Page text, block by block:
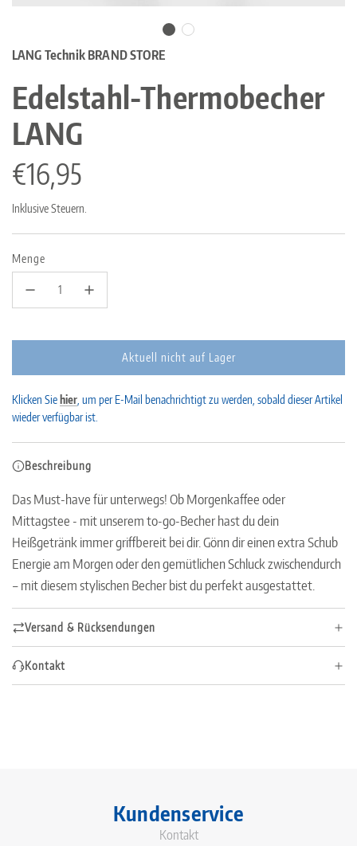
LANG Technik BRAND STORE
Edelstahl-Thermobecher
LANG
Regulärer
Preis
€16,95
Inklusive Steuern.
Menge
Aktuell nicht auf Lager
L
d
Klicken Sie hier , um per E-Mail benachrichtigt zu werden, sobald dieser Artikel
wieder verfügbar ist.
Beschreibung
Das Must-have für unterwegs! Ob Morgenkaffee oder
Mittagstee - mit unserem to-go-Becher hast du dein
Heißgetränk immer griffbereit bei dir. Gönn dir einen extra Schub
Energie am Morgen oder den gemütlichen Schluck zwischendurch
– mit diesem stylischen Becher bist du perfekt ausgestattet.
Versand & Rücksendungen
Kontakt
Kundenservice
Kontakt